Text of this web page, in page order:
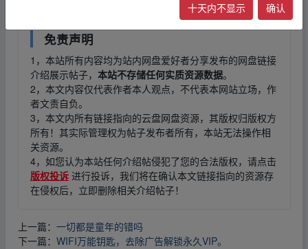
免责声明
1，本站所有内容均为站内网盘爱好者分享发布的网盘链接
介绍展示帖子， 本站不存储任何实质资源数据。
2，本文内容仅代表作者本人观点，不代表本网站立场，作
者文责自负。
3，本文内所有链接指向的云盘网盘资源，其版权归版权方
所有！其实际管理权为帖子发布者所有，本站无法操作相
关资源。
4，如您认为本站任何介绍帖侵犯了您的合法版权，请点击
版权投诉 进行投诉，我们将在确认本文链接指向的资源存
在侵权后，立即删除相关介绍帖子！
上一篇： 一切都是童年的错吗
下一篇： WIFI万能钥匙，去除广告解锁永久VIP。
十天内不显示 确认